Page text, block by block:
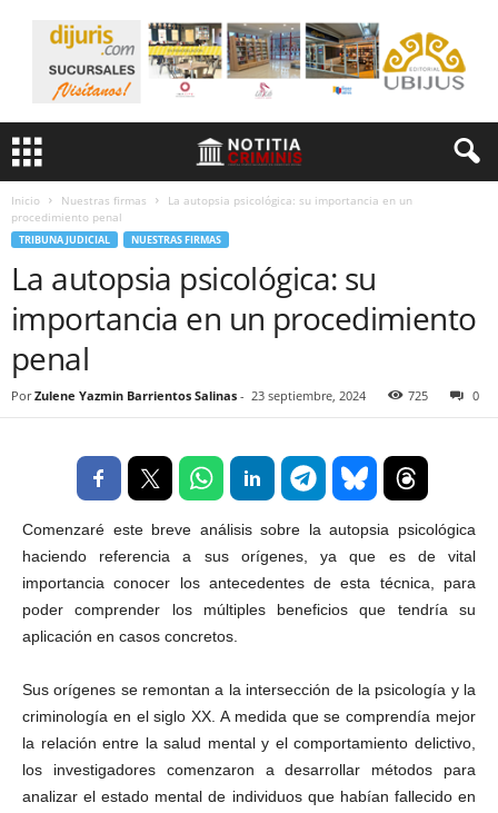
Inicio Nuestras firmas
La autopsia psicológica: su importancia en un
procedimiento penal
TRIBUNA JUDICIAL NUESTRAS FIRMAS
La autopsia psicológica: su
importancia en un procedimiento
penal
Por Zulene Yazmin Barrientos Salinas - 23 septiembre, 2024 725 0
Comenzaré este breve análisis sobre la autopsia psicológica
haciendo referencia a sus orígenes, ya que es de vital
importancia conocer los antecedentes de esta técnica, para
poder comprender los múltiples beneficios que tendría su
aplicación en casos concretos.
Sus orígenes se remontan a la intersección de la psicología y la
criminología en el siglo XX. A medida que se comprendía mejor
la relación entre la salud mental y el comportamiento delictivo,
los investigadores comenzaron a desarrollar métodos para
analizar el estado mental de individuos que habían fallecido en